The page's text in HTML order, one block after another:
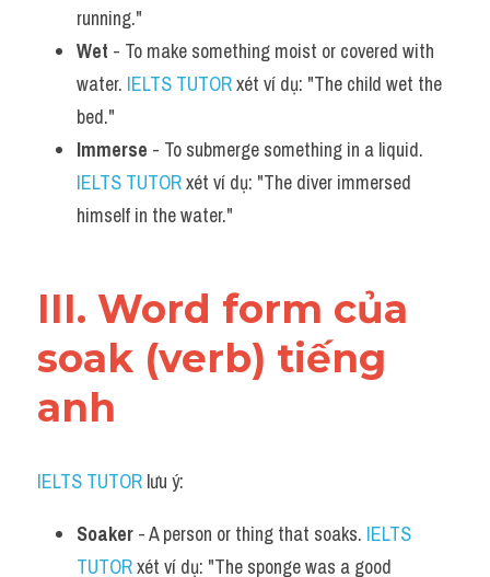
running."
Wet - To make something moist or covered with
water. IELTS TUTOR xét ví dụ: "The child wet the
bed."
Immerse
IELTS TUTOR xét ví dụ: "The diver immersed
himself in the water."
III. Word form của
soak (verb) tiếng
anh
IELTS TUTOR lưu ý:
Soaker - A person or thing that soaks. IELTS
TUTOR xét ví dụ: "The sponge was a good